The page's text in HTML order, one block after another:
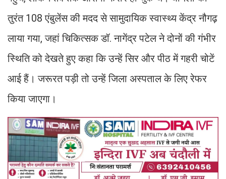
तुरंत 108 एंबुलेंस की मदद से सामुदायिक स्वास्थ्य केंद्र नौगढ़
लाया गया, जहां चिकित्सक डॉ. नागेंद्र पटेल ने दोनों की गंभीर
स्थिति को देखते हुए कहा कि उन्हें सिर और पीठ में गहरी चोटें
आई हैं। जरूरत पड़ी तो उन्हें जिला अस्पताल के लिए रेफर
किया जाएगा।